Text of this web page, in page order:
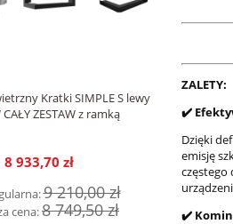
Kratki SIMPLE S lewy
CAŁY ZESTAW z ramką
8 933,70 zł
9 210,00 zł
cena:8 749,50 zł
ZALETY:
✔️
Dzięki
emisję
częstego
✔️